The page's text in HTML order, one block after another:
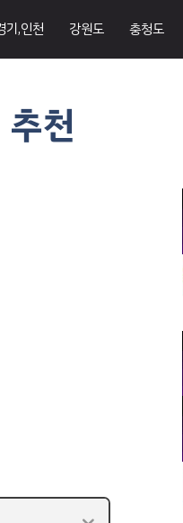
기,인천 강원도 충청도
천